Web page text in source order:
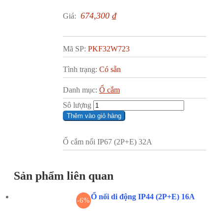
Giá: 674,300 ₫
Mã SP: PKF32W723
Tình trạng: Có sẵn
Danh mục: Ổ cắm
Sô lượng
Thêm vào giỏ hàng
Ổ cắm nổi IP67 (2P+E) 32A
Sản phẩm liên quan
-6%Ổ nối di động IP44 (2P+E) 16A